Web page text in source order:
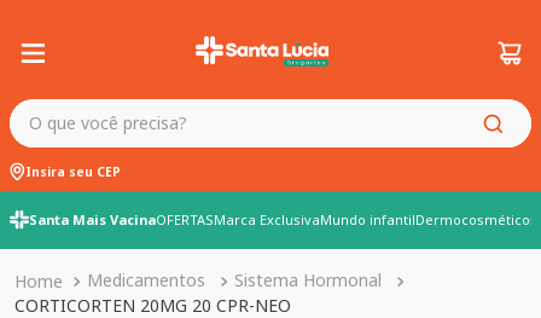
O que você precisa?
Insira seu CEP
Santa Mais VacinaOFERTASMarca ExclusivaMundo infantilDermocosméticos
Medicamentos
Sistema Hormonal
CORTICORTEN 20MG 20 CPR-NEO